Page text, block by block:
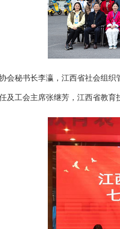
秘书长李瀛，江西省社会组织
及工会主席张继芳，江西省教